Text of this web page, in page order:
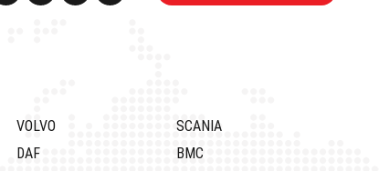
VOLVO
SCANIA
DAF
BMC